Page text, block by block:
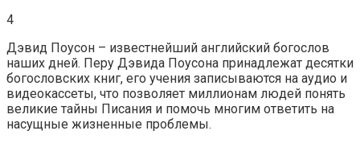
4
Дэвид Поусон – известнейший английский богослов
наших дней. Перу Дэвида Поусона принадлежат десятки
богословских книг, его учения записываются на аудио и
видеокассеты, что позволяет миллионам людей понять
великие тайны Писания и помочь многим ответить на
насущные жизненные проблемы.